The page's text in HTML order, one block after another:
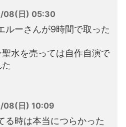
08(日) 05:30
ルーさんが9時間で取った
水を売っては自作自演で
08(日) 10:09
る時は本当につらかった